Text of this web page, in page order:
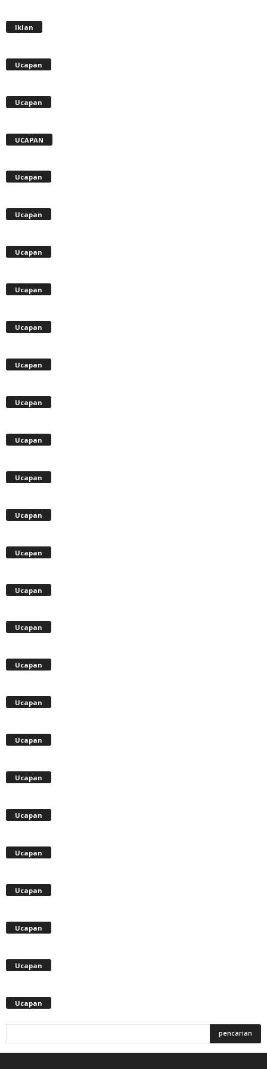
Iklan
Ucapan
Ucapan
UCAPAN
Ucapan
Ucapan
Ucapan
Ucapan
Ucapan
Ucapan
Ucapan
Ucapan
Ucapan
Ucapan
Ucapan
Ucapan
Ucapan
Ucapan
Ucapan
Ucapan
Ucapan
Ucapan
Ucapan
Ucapan
Ucapan
Ucapan
Ucapan